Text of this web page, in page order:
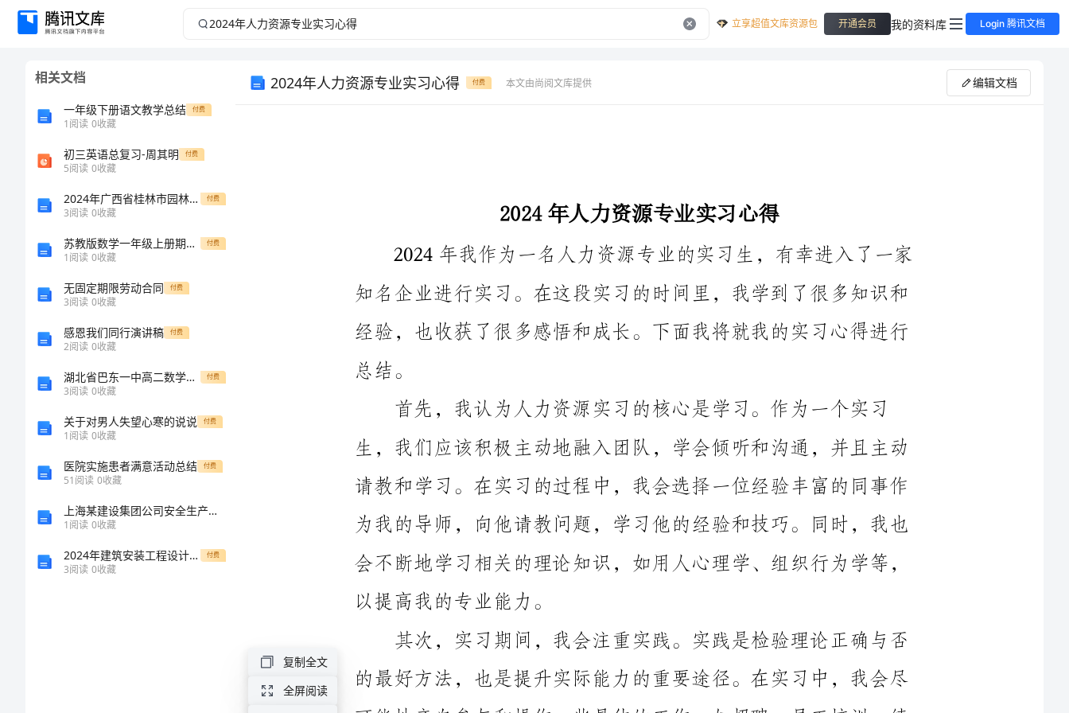
2024
立享超值文库资源包 开通会员 我的资料库 Login 腾讯文档
相关文档
一年级下册语文教学总结 付费
1阅读 0收藏
初三英语总复习-周其明 付费
5阅读 0收藏
2024年广西省桂林市园林局局属事业单位招聘历年高频难、易点（公共基础测验共200题）模拟试卷带答案（模拟题） 付费
3阅读 0收藏
苏教版数学一年级上册期末试卷 付费
1阅读 0收藏
无固定期限劳动合同 付费
3阅读 0收藏
感恩我们同行演讲稿 付费
2阅读 0收藏
湖北省巴东一中高二数学教案 选修2-2：直接证明与间接证明3(理) 付费
3阅读 0收藏
关于对男人失望心寒的说说 付费
1阅读 0收藏
医院实施患者满意活动总结 付费
51阅读 0收藏
上海某建设集团公司安全生产管理规定
1阅读 0收藏
2024年建筑安装工程设计合同书新 付费
3阅读 0收藏
2024年人力资源专业实习心得 付费 本文由尚阅文库提供 编辑文档
程和操作规范，并将理论知识与实际工作相结合，提高自己的操
2024年我作为一名人力资源专业的实习生，有幸进入了一家
经验，也收获了很多感悟和成长。下面我将就我的实习心得进行
首先，我认为人力资源实习的核心是学习。作为一个实习
为我的导师，向他请教问题，学习他的经验和技巧。同时，我也
会不断地学习相关的理论知识，如用人心理学、组织行为学等，
以提高我的专业能力。
其次，实习期间，我会注重实践。实践是检验理论正确与否
可能地亲自参与和操作一些具体的工作，如招聘、员工培训、绩
复制全文
全屏阅读